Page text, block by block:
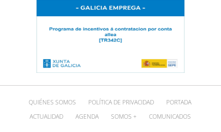
QUIÉNES SOMOS POLÍTICA DE PRIVACIDAD
PORTADA
ACTUALIDAD
AGENDA SOMOS + COMUNICADOS